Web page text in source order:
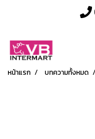
หน้าแรก บทความทั้งหมด